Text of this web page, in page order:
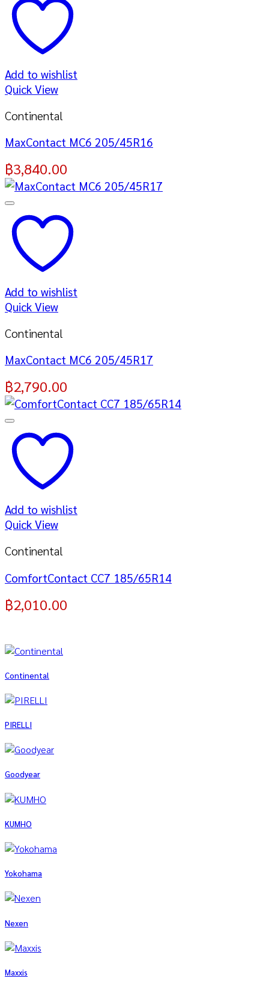
Add to wishlist
Quick View
Continental
MaxContact MC6 205/45R16
฿3,840.00
Add to wishlist
Quick View
Continental
MaxContact MC6 205/45R17
฿2,790.00
Add to wishlist
Quick View
Continental
ComfortContact CC7 185/65R14
฿2,010.00
Continental
PIRELLI
Goodyear
KUMHO
Yokohama
Nexen
Maxxis